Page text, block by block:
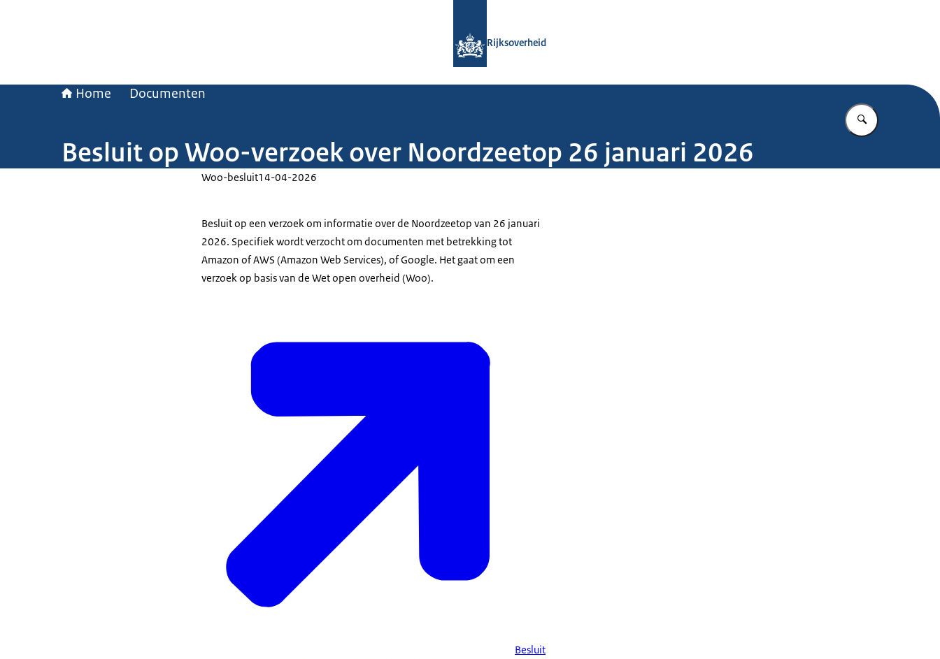
Rijksoverheid
Home Documenten
Vul in wat u
Besluit op Woo-verzoek over Noordzeetop 26 januari 2026
Woo-besluit14-04-2026
Besluit op een verzoek om informatie over de Noordzeetop van 26 januari
2026. Specifiek wordt verzocht om documenten met betrekking tot
Amazon of AWS (Amazon Web Services), of Google. Het gaat om een
verzoek op basis van de Wet open overheid (Woo).
Besluit